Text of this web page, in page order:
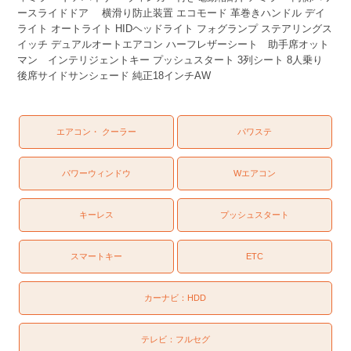
ースライドドア 横滑り防止装置 エコモード 革巻きハンドル デイ
ライト オートライト HIDヘッドライト フォグランプ ステアリングス
イッチ デュアルオートエアコン ハーフレザーシート 助手席オット
マン インテリジェントキー プッシュスタート 3列シート 8人乗り
後席サイドサンシェード 純正18インチAW
エアコン・ クーラー パワステ
パワーウィンドウ Wエアコン
キーレス プッシュスタート
スマートキー ETC
カーナビ： HDD
テレビ： フルセグ